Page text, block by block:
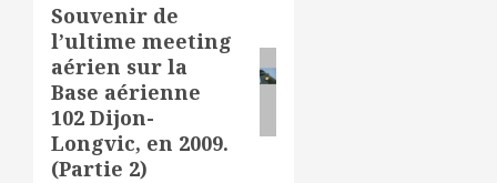
Article
suivant:
Souvenir de
l’ultime meeting
aérien sur la
Base aérienne
102 Dijon-
Longvic, en 2009.
(Partie 2)